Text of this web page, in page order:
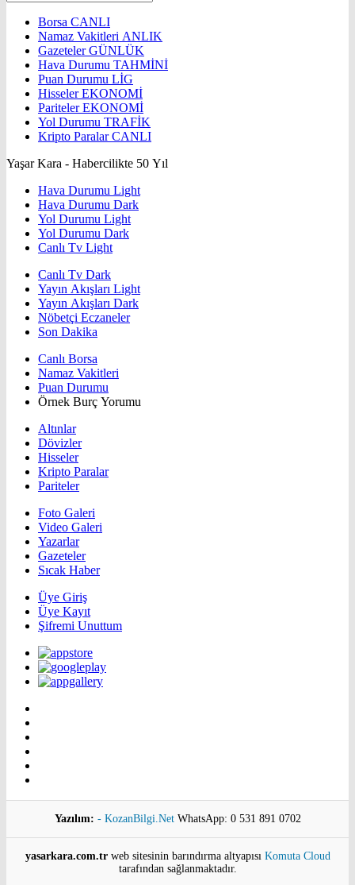
Borsa CANLI
Namaz Vakitleri ANLIK
GazetelerGÜNLÜK
Hava Durumu TAHMİNİ
Puan Durumu LİG
HisselerEKONOMİ
ParitelerEKONOMİ
Yol Durumu TRAFİK
Kripto ParalarCANLI
Yaşar Kara - Habercilikte 50 Yıl
Hava Durumu Light
Hava Durumu Dark
Yol Durumu Light
Yol Durumu Dark
Canlı Tv Light
Canlı Tv Dark
Yayın Akışları Light
Yayın Akışları Dark
Nöbetçi Eczaneler
Son Dakika
Canlı Borsa
Namaz Vakitleri
Puan Durumu
Örnek Burç Yorumu
Altınlar
Dövizler
Hisseler
Kripto Paralar
Pariteler
Foto Galeri
Video Galeri
Yazarlar
Gazeteler
Sıcak Haber
Üye Giriş
Üye Kayıt
Şifremi Unuttum
Yazılım: - KozanBilgi.Net WhatsApp: 0 531 891 0702
yasarkara.com.trweb sitesinin barındırma altyapısı Komuta Cloud
tarafından sağlanmaktadır.